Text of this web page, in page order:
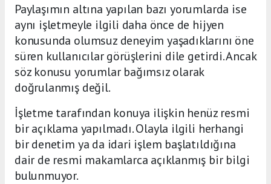
Paylaşımın altına yapılan bazı yorumlarda ise
aynı işletmeyle ilgili daha önce de hijyen
konusunda olumsuz deneyim yaşadıklarını öne
süren kullanıcılar görüşlerini dile getirdi. Ancak
söz konusu yorumlar bağımsız olarak
doğrulanmış değil.
İşletme tarafından konuya ilişkin henüz resmi
bir açıklama yapılmadı. Olayla ilgili herhangi
bir denetim ya da idari işlem başlatıldığına
dair de resmi makamlarca açıklanmış bir bilgi
bulunmuyor.